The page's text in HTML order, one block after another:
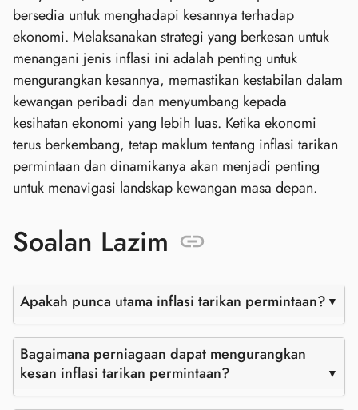
bersedia untuk menghadapi kesannya terhadap
ekonomi. Melaksanakan strategi yang berkesan untuk
menangani jenis inflasi ini adalah penting untuk
mengurangkan kesannya, memastikan kestabilan dalam
kewangan peribadi dan menyumbang kepada
kesihatan ekonomi yang lebih luas. Ketika ekonomi
terus berkembang, tetap maklum tentang inflasi tarikan
permintaan dan dinamikanya akan menjadi penting
untuk menavigasi landskap kewangan masa depan.
Soalan Lazim
Apakah punca utama inflasi tarikan permintaan?
Bagaimana perniagaan dapat mengurangkan
kesan inflasi tarikan permintaan?